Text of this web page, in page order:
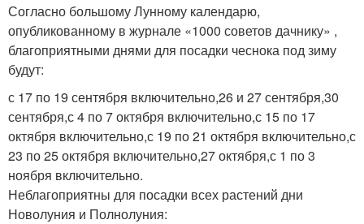
Согласно большому Лунному календарю,
опубликованному в журнале «1000 советов дачнику» ,
благоприятными днями для посадки чеснока под зиму
будут:
с 17 по 19 сентября включительно,26 и 27 сентября,30
сентября,с 4 по 7 октября включительно,с 15 по 17
октября включительно,с 19 по 21 октября включительно,с
23 по 25 октября включительно,27 октября,с 1 по 3
ноября включительно.
Неблагоприятны для посадки всех растений дни
Новолуния и Полнолуния: